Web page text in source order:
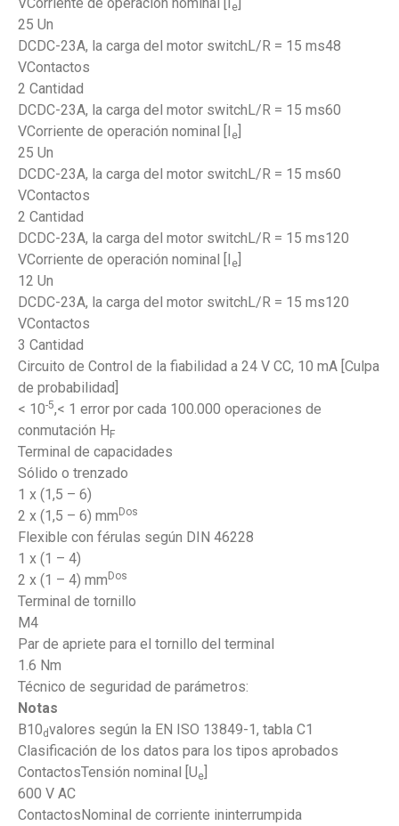
e
25 Un
DCDC-23A, la carga del motor switchL/R = 15 ms48
VContactos
2 Cantidad
DCDC-23A, la carga del motor switchL/R = 15 ms60
VCorriente de operación nominal [I e
25 Un
DCDC-23A, la carga del motor switchL/R = 15 ms60
VContactos
2 Cantidad
DCDC-23A, la carga del motor switchL/R = 15 ms120
VCorriente de operación nominal [I e
12 Un
DCDC-23A, la carga del motor switchL/R = 15 ms120
VContactos
3 Cantidad
Circuito de Control de la fiabilidad a 24 V CC, 10 mA [Culpa
de probabilidad]
< 10-5,< 1 error por cada 100.000 operaciones de
conmutación H F
Terminal de capacidades
Sólido o trenzado
1 x (1,5 – 6)
2 x (1,5 – 6) mm Dos
Flexible con férulas según DIN 46228
1 x (1 – 4)
2 x (1 – 4) mm Dos
Terminal de tornillo
M4
Par de apriete para el tornillo del terminal
1.6 Nm
Técnico de seguridad de parámetros:
Notas
B10dvalores según la EN ISO 13849-1, tabla C1
Clasificación de los datos para los tipos aprobados
ContactosTensión nominal [Ue
600 V AC
ContactosNominal de corriente ininterrumpida